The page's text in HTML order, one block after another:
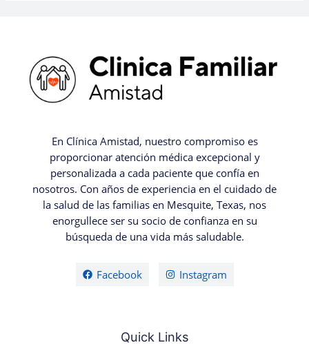
En Clínica Amistad, nuestro compromiso es
proporcionar atención médica excepcional y
personalizada a cada paciente que confía en
nosotros. Con años de experiencia en el cuidado de
la salud de las familias en Mesquite, Texas, nos
enorgullece ser su socio de confianza en su
búsqueda de una vida más saludable.
Facebook Instagram
Quick Links